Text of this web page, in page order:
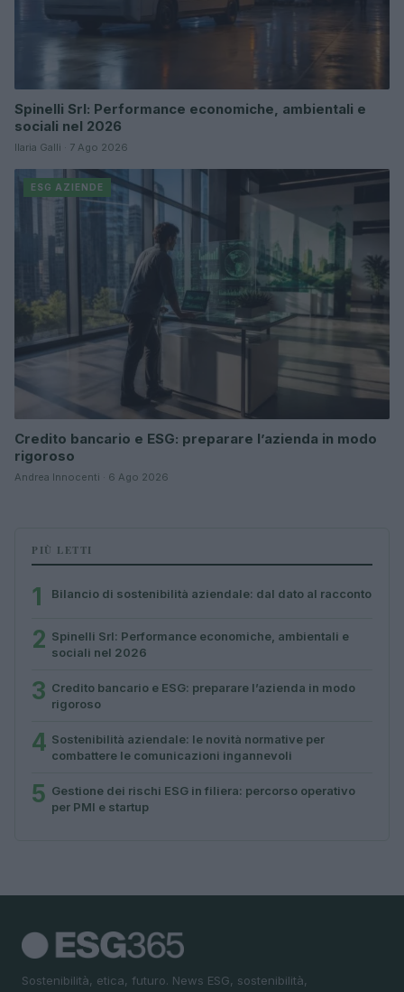
Spinelli Srl: Performance economiche, ambientali e
sociali nel 2026
Ilaria Galli · 7 Ago 2026
ESG AZIENDE
Credito bancario e ESG: preparare l’azienda in modo
rigoroso
Andrea Innocenti · 6 Ago 2026
PIÙ LETTI
1 Bilancio di sostenibilità aziendale: dal dato al racconto
2 Spinelli Srl: Performance economiche, ambientali e
sociali nel 2026
3 Credito bancario e ESG: preparare l’azienda in modo
rigoroso
4 Sostenibilità aziendale: le novità normative per
combattere le comunicazioni ingannevoli
5 Gestione dei rischi ESG in filiera: percorso operativo
per PMI e startup
Sostenibilità, etica, futuro. News ESG, sostenibilità,